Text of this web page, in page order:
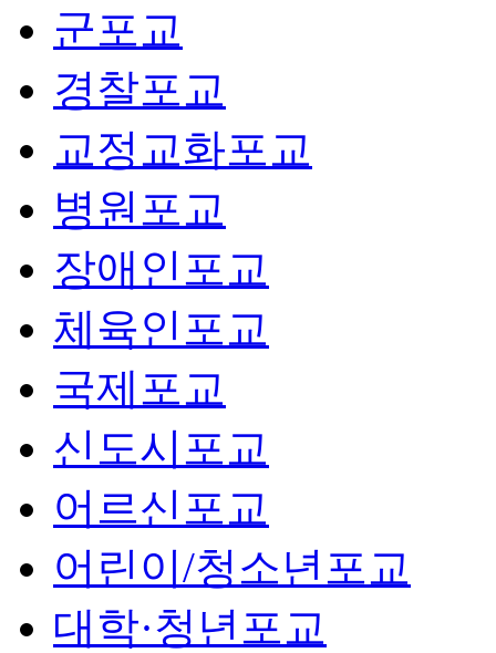
군포교
경찰포교
교정교화포교
병원포교
장애인포교
체육인포교
국제포교
신도시포교
어르신포교
어린이/청소년포교
대학·청년포교